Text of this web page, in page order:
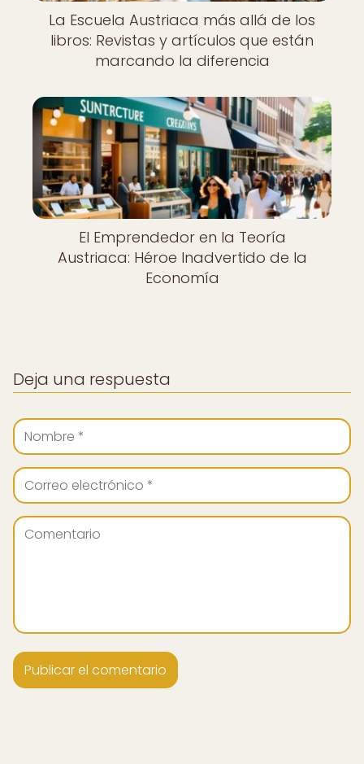
La Escuela Austriaca más allá de los
libros: Revistas y artículos que están
marcando la diferencia
El Emprendedor en la Teoría
Austriaca: Héroe Inadvertido de la
Economía
Deja una respuesta